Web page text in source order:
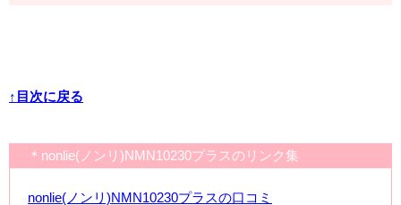
↑目次に戻る
＊nonlie(ノンリ)NMN10230プラスのリンク集
nonlie(ノンリ)NMN10230プラスの口コミ